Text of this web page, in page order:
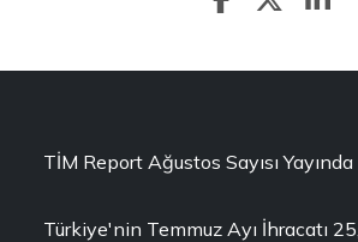
TİM Report Ağustos Sayısı Yayında
Türkiye'nin Temmuz Ayı İhracatı